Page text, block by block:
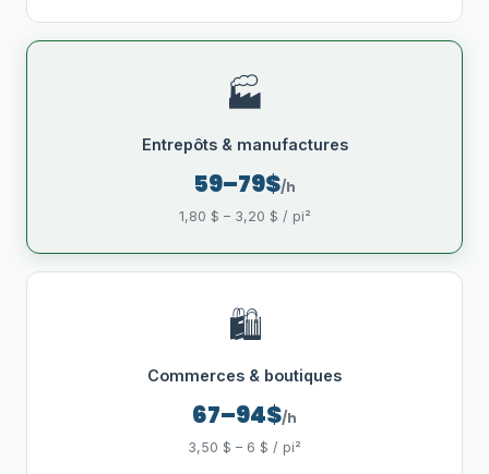
🏭
Entrepôts & manufactures
59–79$/h
1,80 $ – 3,20 $ / pi²
🛍️
Commerces & boutiques
67–94$/h
3,50 $ – 6 $ / pi²